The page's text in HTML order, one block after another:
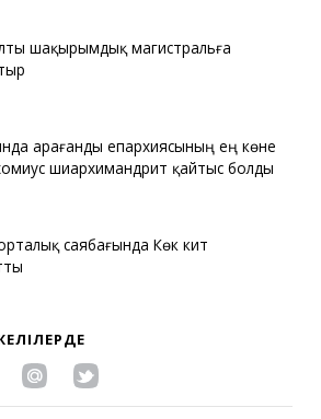
шақырымдық магистральға
Қарағанды епархиясының ең көне
шиархимандрит қайтыс болды
саябағында Көк кит